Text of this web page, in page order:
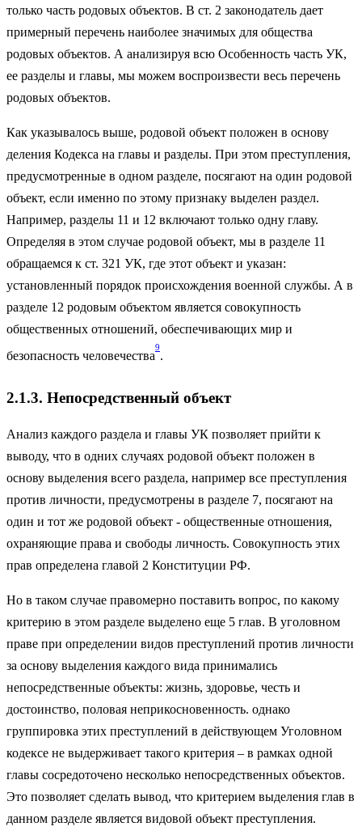
только часть родовых объектов. В ст. 2 законодатель дает
примерный перечень наиболее значимых для общества
родовых объектов. А анализируя всю Особенность часть УК,
ее разделы и главы, мы можем воспроизвести весь перечень
родовых объектов.
Как указывалось выше, родовой объект положен в основу
деления Кодекса на главы и разделы. При этом преступления,
предусмотренные в одном разделе, посягают на один родовой
объект, если именно по этому признаку выделен раздел.
Например, разделы 11 и 12 включают только одну главу.
Определяя в этом случае родовой объект, мы в разделе 11
обращаемся к ст. 321 УК, где этот объект и указан:
установленный порядок происхождения военной службы. А в
разделе 12 родовым объектом является совокупность
общественных отношений, обеспечивающих мир и
безопасность человечества
9
2.1.3. Непосредственный объект
Анализ каждого раздела и главы УК позволяет прийти к
выводу, что в одних случаях родовой объект положен в
основу выделения всего раздела, например все преступления
против личности, предусмотрены в разделе 7, посягают на
один и тот же родовой объект - общественные отношения,
охраняющие права и свободы личность. Совокупность этих
прав определена главой 2 Конституции РФ.
Но в таком случае правомерно поставить вопрос, по какому
критерию в этом разделе выделено еще 5 глав. В уголовном
праве при определении видов преступлений против личности
за основу выделения каждого вида принимались
непосредственные объекты: жизнь, здоровье, честь и
достоинство, половая неприкосновенность. однако
группировка этих преступлений в действующем Уголовном
кодексе не выдерживает такого критерия – в рамках одной
главы сосредоточено несколько непосредственных объектов.
Это позволяет сделать вывод, что критерием выделения глав в
данном разделе является видовой объект преступления.